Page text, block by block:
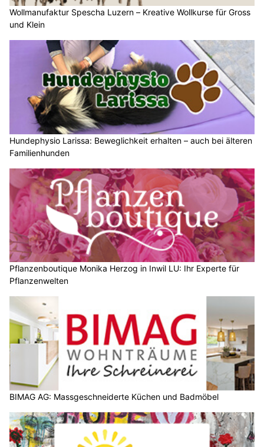
Wollmanufaktur Spescha Luzern – Kreative Wollkurse für Gross
und Klein
Hundephysio Larissa: Beweglichkeit erhalten – auch bei älteren
Familienhunden
Pflanzenboutique Monika Herzog in Inwil LU: Ihr Experte für
Pflanzenwelten
BIMAG AG: Massgeschneiderte Küchen und Badmöbel